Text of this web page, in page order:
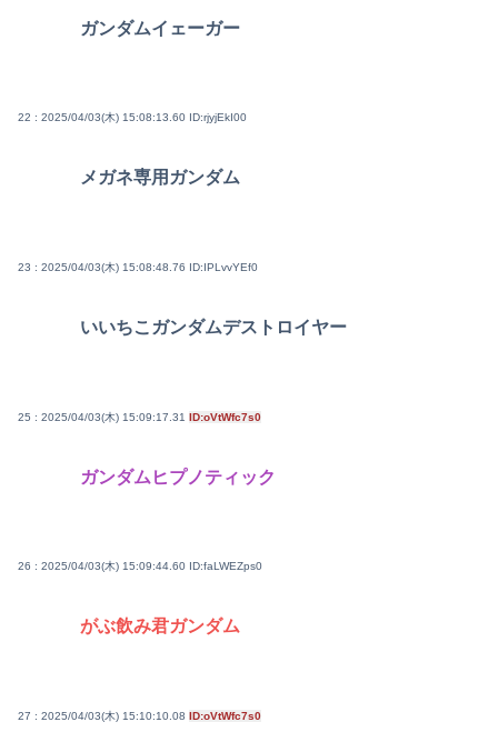
ガンダムイェーガー
22 : 2025/04/03(木) 15:08:13.60 ID:rjyjEkI00
メガネ専用ガンダム
23 : 2025/04/03(木) 15:08:48.76 ID:IPLvvYEf0
いいちこガンダムデストロイヤー
25 : 2025/04/03(木) 15:09:17.31 ID:oVtWfc7s0
ガンダムヒプノティック
26 : 2025/04/03(木) 15:09:44.60 ID:faLWEZps0
がぶ飲み君ガンダム
27 : 2025/04/03(木) 15:10:10.08 ID:oVtWfc7s0